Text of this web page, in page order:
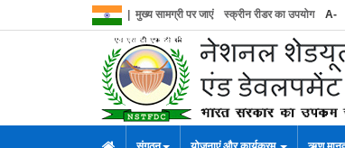
मुख्य सामग्री पर जाएं स्क्रीन रीडर का उपयोग A-